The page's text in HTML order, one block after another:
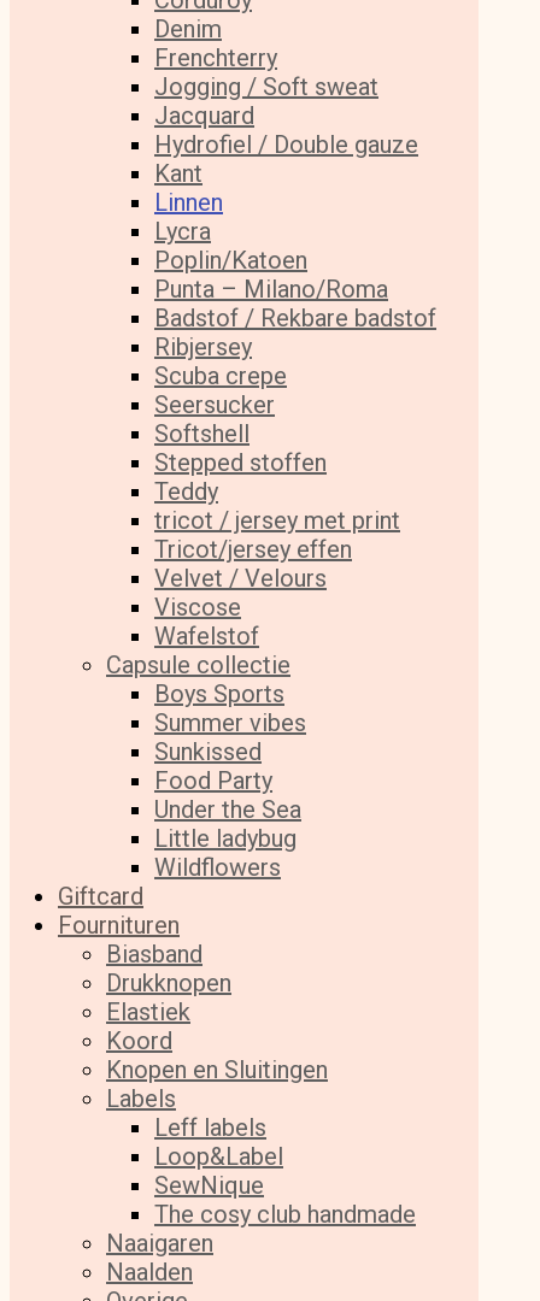
Denim
Frenchterry
Jogging / Soft sweat
Jacquard
Hydrofiel / Double gauze
Kant
Linnen
Lycra
Poplin/Katoen
Punta – Milano/Roma
Badstof / Rekbare badstof
Ribjersey
Scuba crepe
Seersucker
Softshell
Stepped stoffen
Teddy
tricot / jersey met print
Tricot/jersey effen
Velvet / Velours
Viscose
Wafelstof
Capsule collectie
Boys Sports
Summer vibes
Sunkissed
Food Party
Under the Sea
Little ladybug
Wildflowers
Giftcard
Fournituren
Biasband
Drukknopen
Elastiek
Koord
Knopen en Sluitingen
Labels
Leff labels
Loop&Label
SewNique
The cosy club handmade
Naaigaren
Naalden